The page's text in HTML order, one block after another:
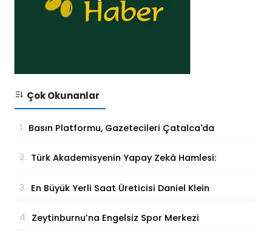
Çok Okunanlar
1. Basın Platformu, Gazetecileri Çatalca'da
Buluşturdu
2. Türk Akademisyenin Yapay Zekâ Hamlesi:
3. En Büyük Yerli Saat Üreticisi Daniel Klein
İhracat Atağına Kalktı
4. Zeytinburnu’na Engelsiz Spor Merkezi